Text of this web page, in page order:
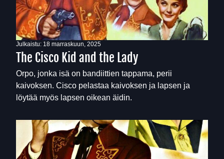
Julkaistu: 18 marraskuun, 2025
The Cisco Kid and the Lady
Orpo, jonka isä on bandiittien tappama, perii
kaivoksen. Cisco pelastaa kaivoksen ja lapsen ja
löytää myös lapsen oikean äidin.